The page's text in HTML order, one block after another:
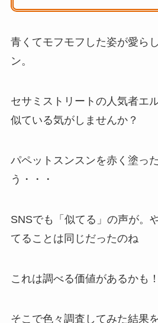
青くてモフモフした姿が愛ら
ン。
セサミストリートの人気者エ
似ている気がしませんか？
パペットスンスンを赤く塗っ
う・・・
SNSでも「似てる」の声が。
てることは同じだったのね
これは調べる価値があるかも！
そこで色々調査してみた結果